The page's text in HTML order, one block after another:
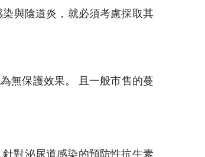
與陰道炎，就必須考慮採取其
無保護效果。 且一般市售的蔓
對泌尿道感染的預防性抗生素